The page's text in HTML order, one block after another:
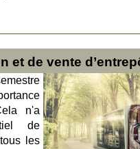
et de vente
n'a
de
les